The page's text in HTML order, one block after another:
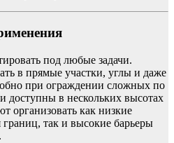
под любые задачи.
в прямые участки, углы и даже
при ограждении сложных по
доступны в нескольких высотах
организовать как низкие
так и высокие барьеры